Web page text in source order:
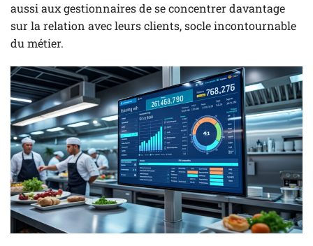
aussi aux gestionnaires de se concentrer davantage
sur la relation avec leurs clients, socle incontournable
du métier.